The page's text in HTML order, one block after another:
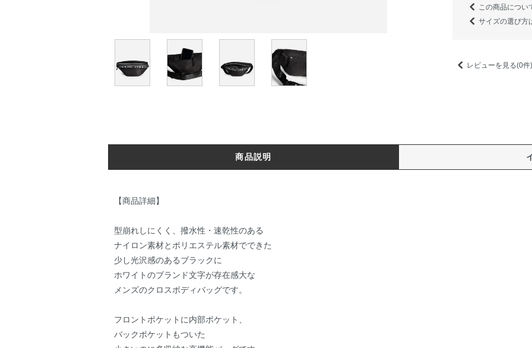
この商品につい
サイズの選び方
レビューを見る(0件)
商品説明
【商品詳細】
型崩れしにくく、撥水性・速乾性のある
ナイロン素材とポリエステル素材でできた
少し光沢感のあるブラックに
ホワイトのブランド文字が存在感大な
メンズのクロスボディバッグです。
フロントポケットに内部ポケット、
バックポケットもついた